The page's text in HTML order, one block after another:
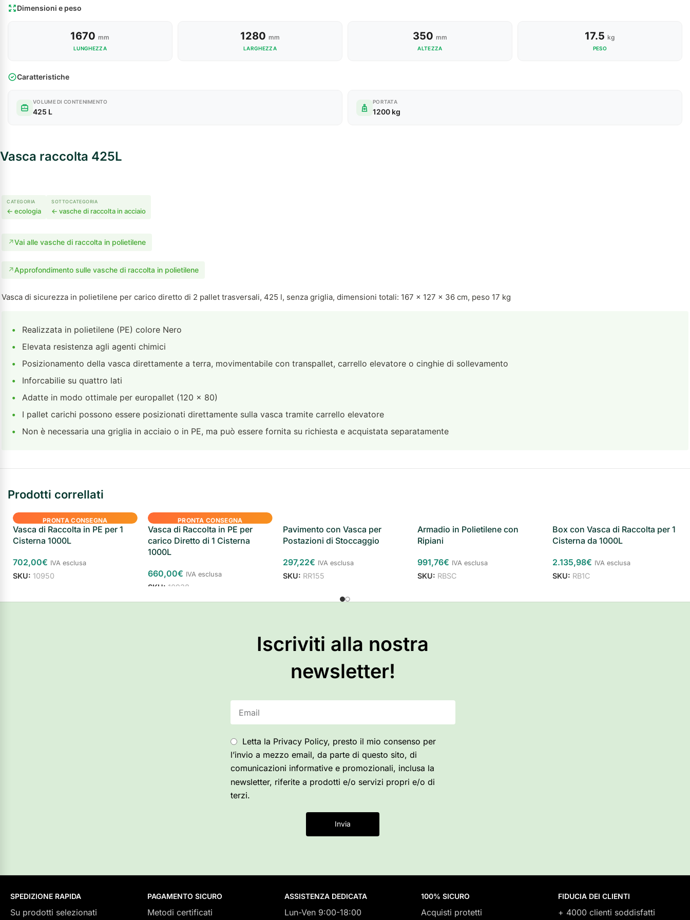
Dimensioni e peso
1670mm
LUNGHEZZA
1280 mm
LARGHEZZA
350 mm
ALTEZZA
17.5kg
PESO
Caratteristiche
L
VOLUME DI CONTENIMENTO
425 L
PORTATA
1200 kg
Vasca raccolta 425L
CATEGORIA
← ecologia
SOTTOCATEGORIA
← vasche di raccolta in acciaio
↗Vai alle vasche di raccolta in polietilene
↗Approfondimento sulle vasche di raccolta in polietilene
Vasca di sicurezza in polietilene per carico diretto di 2 pallet trasversali, 425 l, senza griglia, dimensioni totali: 167 x 127 x 36 cm, peso 17 kg
•
Realizzata in polietilene (PE) colore Nero
•
Elevata resistenza agli agenti chimici
•
Posizionamento della vasca direttamente a terra, movimentabile con transpallet, carrello elevatore o cinghie di sollevamento
•
Inforcabilie su quattro lati
•
Adatte in modo ottimale per europallet (120 x 80)
•
I pallet carichi possono essere posizionati direttamente sulla vasca tramite carrello elevatore
•
Non è necessaria una griglia in acciaio o in PE, ma può essere fornita su richiesta e acquistata separatamente
Prodotti correllati
PRONTA CONSEGNA
Vasca di Raccolta in PE per 1
Cisterna 1000L
702,00€ IVA esclusa
SKU: 10950
PRONTA CONSEGNA
Vasca di Raccolta in PE per
carico Diretto di 1 Cisterna
1000L
660,00€ IVA esclusa
SKU: 10938
Pavimento con Vasca per
Postazioni di Stoccaggio
297,22€ IVA esclusa
SKU: RR155
Armadio in Polietilene con
Ripiani
991,76€ IVA esclusa
SKU: RBSC
Box con Vasca di Raccolta per 1
Cisterna da 1000L
2.135,98€ IVA esclusa
SKU: RB1C
Iscriviti alla nostra
newsletter!
Letta la Privacy Policy, presto il mio consenso per
l’invio a mezzo email, da parte di questo sito, di
comunicazioni informative e promozionali, inclusa la
newsletter, riferite a prodotti e/o servizi propri e/o di
terzi.
Invia
SPEDIZIONE RAPIDA
Su prodotti selezionati
PAGAMENTO SICURO
Metodi certificati
ASSISTENZA DEDICATA
Lun-Ven 9:00-18:00
100% SICURO
Acquisti protetti
FIDUCIA DEI CLIENTI
+ 4000 clienti soddisfatti